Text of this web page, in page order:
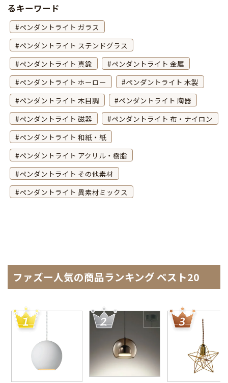
るキーワード
ペンダントライト ガラス
ペンダントライト ステンドグラス
ペンダントライト 真鍮
ペンダントライト 金属
ペンダントライト ホーロー
ペンダントライト 木製
ペンダントライト 木目調
ペンダントライト 陶器
ペンダントライト 磁器
ペンダントライト 布・ナイロン
ペンダントライト 和紙・紙
ペンダントライト アクリル・樹脂
ペンダントライト その他素材
ペンダントライト 異素材ミックス
ファズー人気の商品ランキング ベスト20